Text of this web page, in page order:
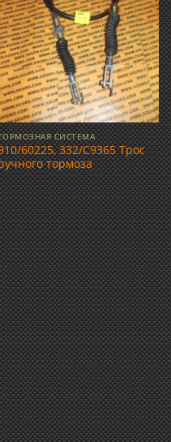
СИСТЕМА
60225, 332/C9365 Трос
тормоза